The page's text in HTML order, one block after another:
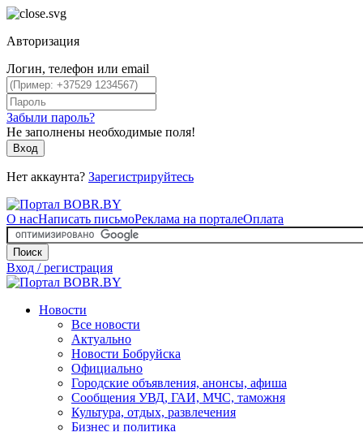
Авторизация
Логин, телефон или email
Забыли пароль?
Не заполнены необходимые поля!
Вход
Нет аккаунта? Зарегистрируйтесь
О насНаписать письмоРеклама на порталеОплата
Поиск
Вход / регистрация
Новости
Все новости
Актуально
Новости Бобруйска
Официально
Городские объявления, анонсы, афиша
Сообщения УВД, ГАИ, МЧС, таможня
Культура, отдых, развлечения
Бизнес и политика